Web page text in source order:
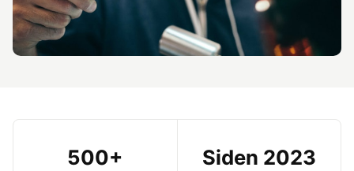
500+ Siden 2023